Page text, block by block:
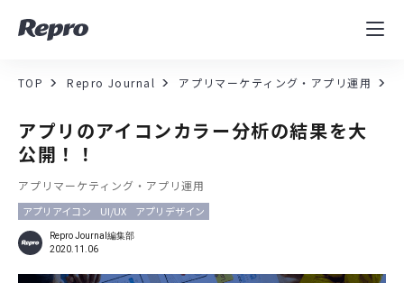
MAツール
コンサルティング
導入事例
セミナー／イベント
TOP Repro Journal アプリマーケティング・アプリ運用
アプリのアイコンカラー分析の結果を大
公開！！
アプリマーケティング・アプリ運用
アプリアイコン UI/UX アプリデザイン
Repro Journal編集部
2020.11.06